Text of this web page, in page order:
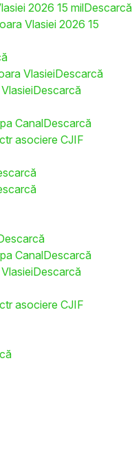
2026 15 milDescarcă
Vlasiei 2026 15
VlasieiDescarcă
Descarcă
CanalDescarcă
asociere CJIF
CanalDescarcă
Descarcă
asociere CJIF